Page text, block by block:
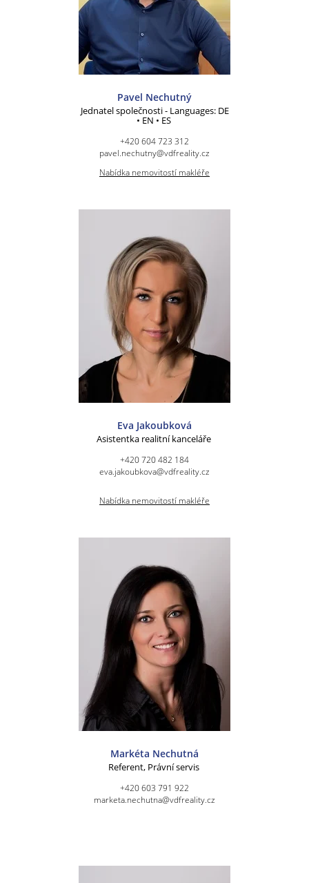
Pavel Nechutný
Jednatel společnosti - Languages: DE
• EN • ES
+420 604 723 312
pavel.nechutny@vdfreality.cz
Nabídka nemovitostí makléře
Eva Jakoubková
Asistentka realitní kanceláře
+420 720 482 184
eva.jakoubkova@vdfreality.cz
Nabídka nemovitostí makléře
Markéta Nechutná
Referent, Právní servis
+420 603 791 922
marketa.nechutna@vdfreality.cz